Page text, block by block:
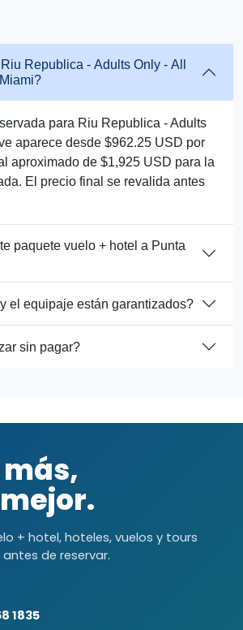
Republica - Adults Only - All
para Riu Republica - Adults
aparece desde $962.25 USD por
aproximado de $1,925 USD para la
El precio final se revalida antes
paquete vuelo + hotel a Punta
el equipaje están garantizados?
sin pagar?
+ hotel, hoteles, vuelos y tours
de reservar.
1835